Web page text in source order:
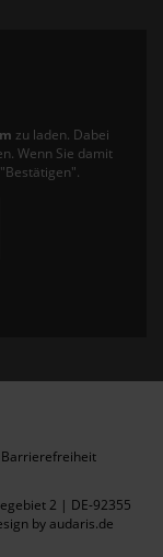
zu laden. Dabei
Wenn Sie damit
Barrierefreiheit
2 | DE-92355
by audaris.de